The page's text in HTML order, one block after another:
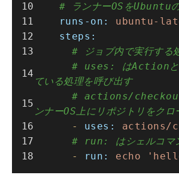
# ランナーOSをUbuntu
runs-on:
ubuntu-
steps:
# ジョブ内で実行する
# uses: はActionと
ている処理を呼び出す
# actions/checkout
ンナーOS上にリポジトリをクロ
-
uses:
actions/
# run: はシェルコマ
-
run: echo